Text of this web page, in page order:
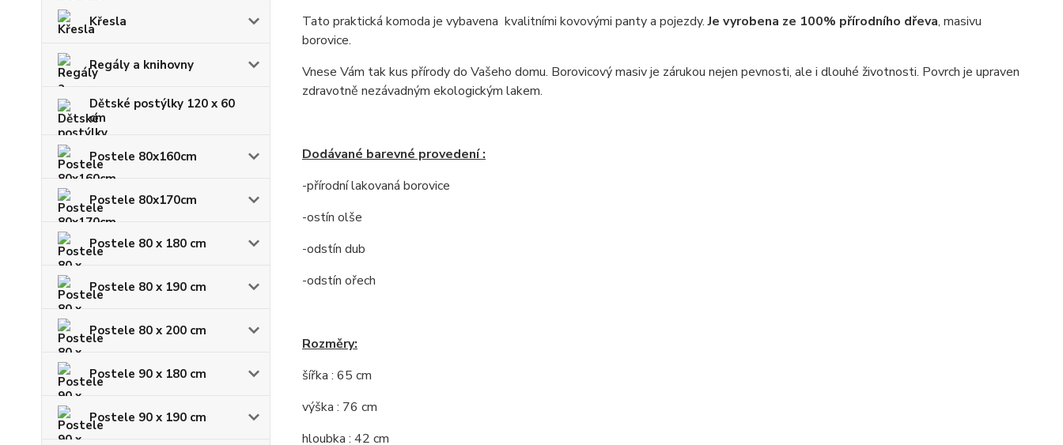
Křesla
Regály a knihovny
Dětské postýlky 120 x 60
cm
Postele 80x160cm
Postele 80x170cm
Postele 80 x 180 cm
Postele 80 x 190 cm
Postele 80 x 200 cm
Postele 90 x 180 cm
Postele 90 x 190 cm
Tato praktická komoda je vybavena kvalitními kovovými panty a pojezdy.Je vyrobena ze 100% přírodního dřeva, masivu
borovice.
Vnese Vám tak kus přírody do Vašeho domu. Borovicový masiv je zárukou nejen pevnosti, ale i dlouhé životnosti. Povrch je upraven
zdravotně nezávadným ekologickým lakem.
Dodávané barevné provedení :
-přírodní lakovaná borovice
-ostín olše
-odstín dub
-odstín ořech
Rozměry:
šířka : 65 cm
výška : 76 cm
hloubka : 42 cm